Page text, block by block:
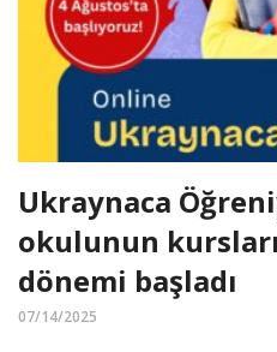
Ukraynaca
okulunun
dönemi başladı
07/14/2025